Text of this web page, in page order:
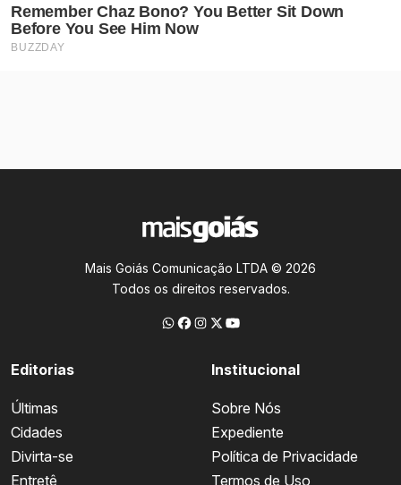
Mais Goiás Comunicação LTDA © 2026
Todos os direitos reservados.
Editorias
Últimas
Cidades
Divirta-se
Entretê
Institucional
Sobre Nós
Expediente
Política de Privacidade
Termos de Uso